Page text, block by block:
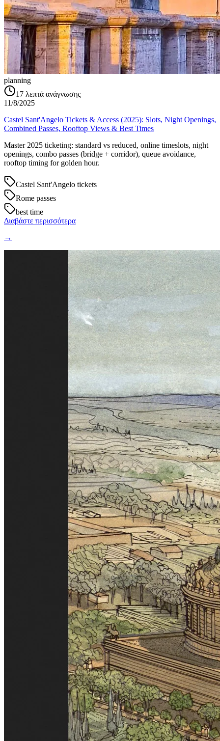
planning
17 λεπτά ανάγνωσης
11/8/2025
Castel Sant'Angelo Tickets & Access (2025): Slots, Night Openings,
Combined Passes, Rooftop Views & Best Times
Master 2025 ticketing: standard vs reduced, online timeslots, night
openings, combo passes (bridge + corridor), queue avoidance,
rooftop timing for golden hour.
Castel Sant'Angelo tickets
Rome passes
best time
Διαβάστε περισσότερα
→